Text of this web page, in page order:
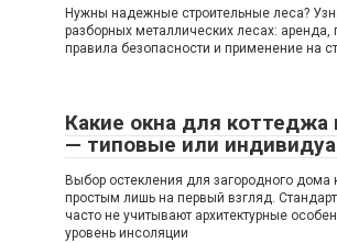
Нужны надежные строительные леса?
разборных металлических лесах: аренда,
правила безопасности и применение на
Какие окна для коттеджа
— типовые или
Выбор остекления для загородного дома
простым лишь на первый взгляд.
часто не учитывают архитектурные
уровень инсоляции